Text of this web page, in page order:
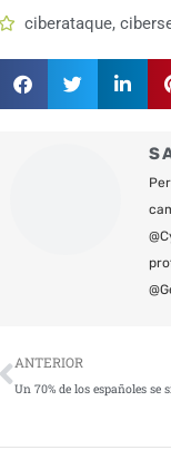
ciberataque,
Ant
ANTERIOR